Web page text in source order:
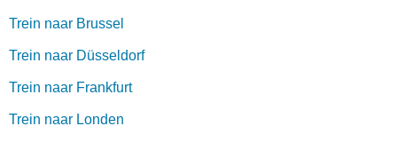
Trein naar Brussel
Trein naar Düsseldorf
Trein naar Frankfurt
Trein naar Londen